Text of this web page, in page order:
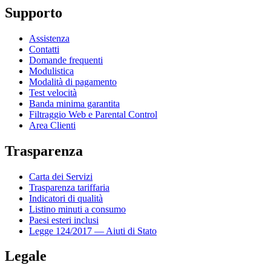
Supporto
Assistenza
Contatti
Domande frequenti
Modulistica
Modalità di pagamento
Test velocità
Banda minima garantita
Filtraggio Web e Parental Control
Area Clienti
Trasparenza
Carta dei Servizi
Trasparenza tariffaria
Indicatori di qualità
Listino minuti a consumo
Paesi esteri inclusi
Legge 124/2017 — Aiuti di Stato
Legale